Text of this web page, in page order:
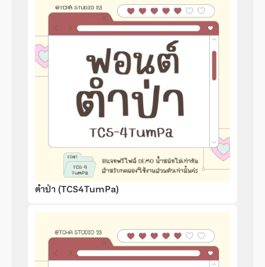
ตำป่า (TCS4TumPa)